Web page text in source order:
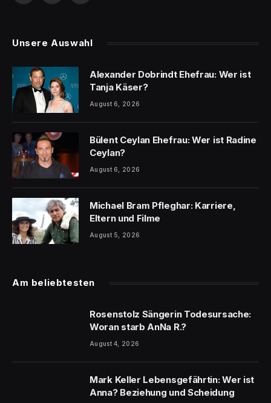
Unsere Auswahl
Alexander Dobrindt Ehefrau: Wer ist
Tanja Käser?
August 6, 2026
Bülent Ceylan Ehefrau: Wer ist Radine
Ceylan?
August 6, 2026
Michael Bram Pfleghar: Karriere,
Eltern und Filme
August 5, 2026
Am beliebtesten
Rosenstolz Sängerin Todesursache:
Woran starb AnNa R.?
August 4, 2026
Mark Keller Lebensgefährtin: Wer ist
Anna? Beziehung und Scheidung